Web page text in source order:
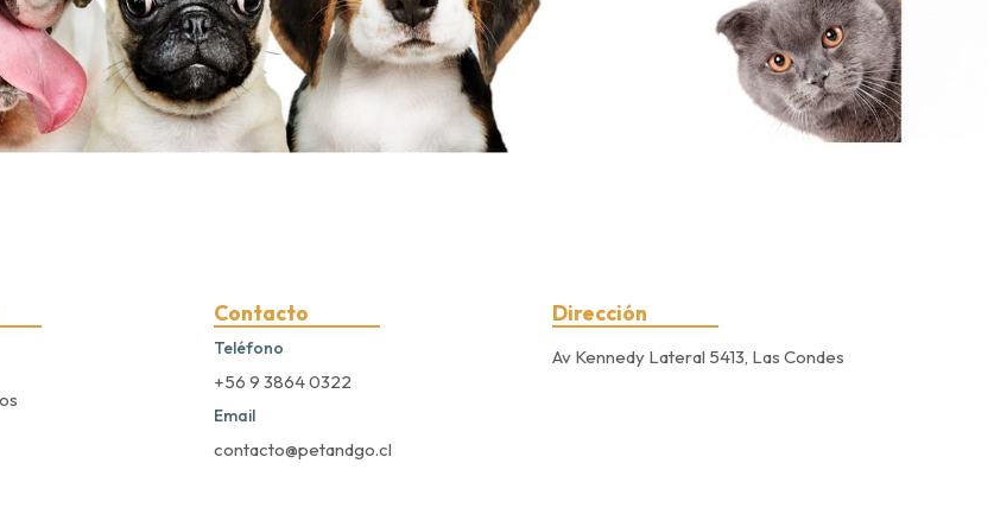
Contacto
Teléfono
+56 9 3864 0322
Email
contacto@petandgo.cl
Dirección
Av Kennedy Lateral 5413, Las Condes